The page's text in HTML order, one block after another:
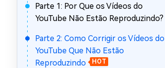
Parte 1: Por Que os Vídeos do
YouTube Não Estão Reproduzindo?
Parte 2: Como Corrigir os Vídeos do
YouTube Que Não Estão
Reproduzindo
HOT